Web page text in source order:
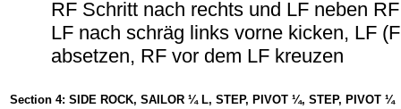
RF Schritt nach rechts und LF neben
LF nach schräg links vorne kicken, LF
absetzen, RF vor dem LF kreuzen
Section 4: SIDE ROCK, SAILOR ¼ L, STEP, PIVOT ¼, STEP, PIVOT ¼